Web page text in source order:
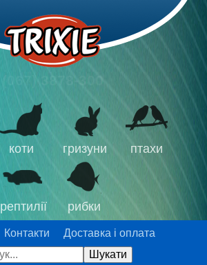
(067) 3878-300
коти гризуни птахи
рептилії рибки
Контакти Доставка і оплата